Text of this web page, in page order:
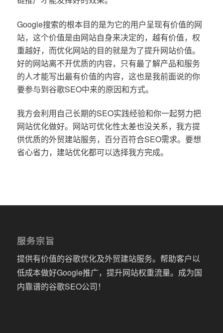
Google搜索的根本目的是为它的用户呈现有价值的网
站，这个价值是由网站自身来决定的，越有价值，权
重越好，而优化网站的目的就是为了提升网站价值。
好的网站离不开优质的内容，只有最了解产品和服务
的人才能写出最有价值的内容，这也是我前面说的你
要参与到谷歌SEO中来的原因和方式。
我方会利用自己长期的SEO实践经验和你一起努力把
网站优化做好。网站可优化性太差也没关系，我方提
供优质的外贸建站服务，百分百符合SEO需求。要想
省心省力，建站优化都可以选择我方完成。
服务宗旨
提供有价值的谷歌优化及外贸建站服务。帮助客户以
低成本做好Google推广，提升网站权重流量。成为国
内靠谱的谷歌SEO公司！